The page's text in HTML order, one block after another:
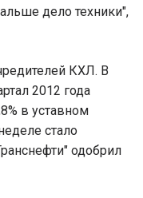
дело техники",
КХЛ. В
2012 года
в уставном
стало
одобрил